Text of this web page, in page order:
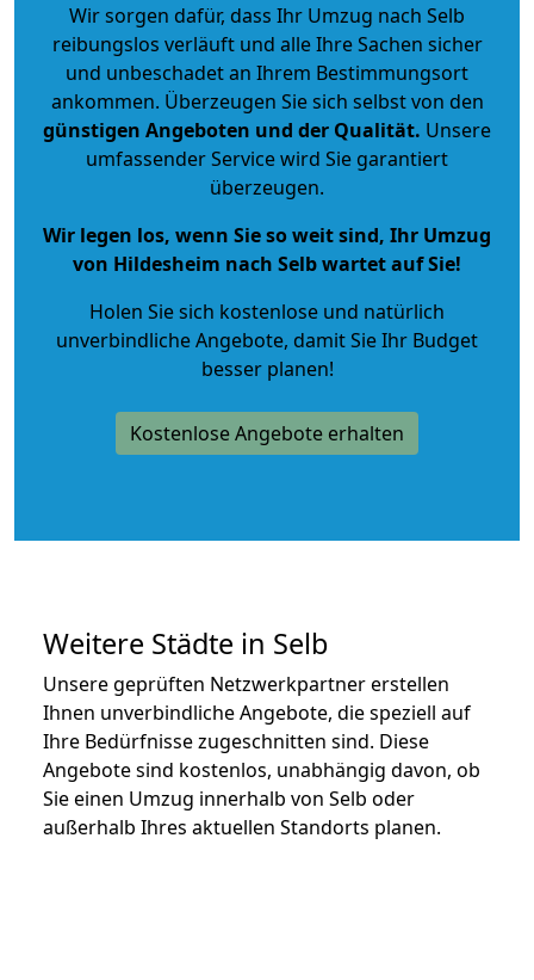
Wir sorgen dafür, dass Ihr Umzug nach Selb
reibungslos verläuft und alle Ihre Sachen sicher
und unbeschadet an Ihrem Bestimmungsort
ankommen. Überzeugen Sie sich selbst von den
günstigen Angeboten und der Qualität. Unsere
umfassender Service wird Sie garantiert
überzeugen.
Wir legen los, wenn Sie so weit sind, Ihr Umzug
von Hildesheim nach Selb wartet auf Sie!
Holen Sie sich kostenlose und natürlich
unverbindliche Angebote, damit Sie Ihr Budget
besser planen!
Kostenlose Angebote erhalten
Weitere Städte in Selb
Unsere geprüften Netzwerkpartner erstellen
Ihnen unverbindliche Angebote, die speziell auf
Ihre Bedürfnisse zugeschnitten sind. Diese
Angebote sind kostenlos, unabhängig davon, ob
Sie einen Umzug innerhalb von Selb oder
außerhalb Ihres aktuellen Standorts planen.